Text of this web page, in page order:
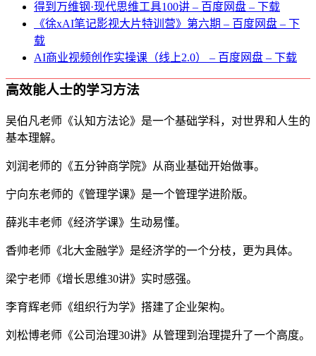
得到万维钢·现代思维⼯具100讲 – 百度网盘 – 下载
《徐xAI笔记影视大片特训营》第六期 – 百度网盘 – 下
载
AI商业视频创作实操课（线上2.0） – 百度网盘 – 下载
高效能人士的学习方法
吴伯凡老师《认知方法论》是一个基础学科，对世界和人生的
基本理解。
刘润老师的《五分钟商学院》从商业基础开始做事。
宁向东老师的《管理学课》是一个管理学进阶版。
薛兆丰老师《经济学课》生动易懂。
香帅老师《北大金融学》是经济学的一个分枝，更为具体。
梁宁老师《增长思维30讲》实时感强。
李育辉老师《组织行为学》搭建了企业架构。
刘松博老师《公司治理30讲》从管理到治理提升了一个高度。